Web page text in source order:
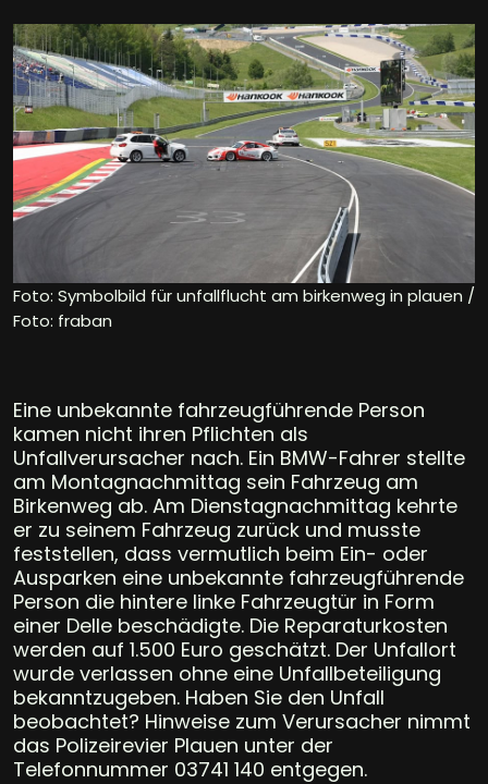
Foto: Symbolbild für unfallflucht am birkenweg in plauen /
Foto: fraban
Eine unbekannte fahrzeugführende Person
kamen nicht ihren Pflichten als
Unfallverursacher nach. Ein BMW-Fahrer stellte
am Montagnachmittag sein Fahrzeug am
Birkenweg ab. Am Dienstagnachmittag kehrte
er zu seinem Fahrzeug zurück und musste
feststellen, dass vermutlich beim Ein- oder
Ausparken eine unbekannte fahrzeugführende
Person die hintere linke Fahrzeugtür in Form
einer Delle beschädigte. Die Reparaturkosten
werden auf 1.500 Euro geschätzt. Der Unfallort
wurde verlassen ohne eine Unfallbeteiligung
bekanntzugeben. Haben Sie den Unfall
beobachtet? Hinweise zum Verursacher nimmt
das Polizeirevier Plauen unter der
Telefonnummer 03741 140 entgegen.